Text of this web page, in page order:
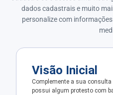
dados cadastrais e muito
personalize com
Visão Inicial
Complemente a sua consulta
possui algum protesto com